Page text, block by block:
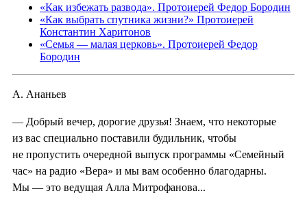
«Как избежать развода». Протоиерей Федор Бородин
«Как выбрать спутника жизни?» Протоиерей
Константин Харитонов
«Семья — малая церковь». Протоиерей Федор
Бородин
А. Ананьев
— Добрый вечер, дорогие друзья! Знаем, что некоторые
из вас специально поставили будильник, чтобы
не пропустить очередной выпуск программы «Семейный
час» на радио «Вера» и мы вам особенно благодарны.
Мы — это ведущая Алла Митрофанова...